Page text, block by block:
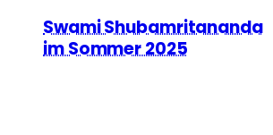
Swami Shubamritananda
im Sommer 2025